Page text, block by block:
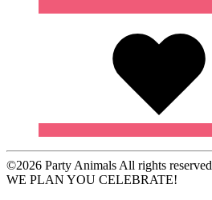
©2026 Party Animals All rights reserved
WE PLAN YOU CELEBRATE!